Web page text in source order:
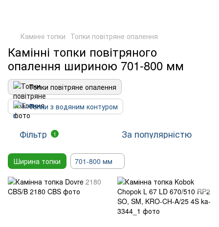
Камінні топки Топки повітряне опалення
Камінні топки повітряного
опалення шириною 701-800 мм
Топки повітряне опалення
Топки з водяним контуром
Фільтр 1 За популярністю
Ширина топки 701-800 мм